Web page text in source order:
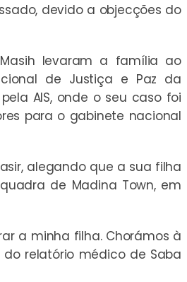
devido a objecções do
levaram a família ao
de Justiça e Paz da
AIS, onde o seu caso foi
para o gabinete nacional
alegando que a sua filha
de Madina Town, em
a minha filha. Chorámos à
relatório médico de Saba